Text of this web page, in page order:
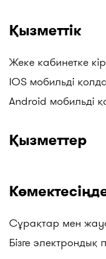
Қызметтік
Жеке кабинетке
IOS мобильді
Android мобильді
Қызметтер
Сұрақтар мен
Бізге электрондық